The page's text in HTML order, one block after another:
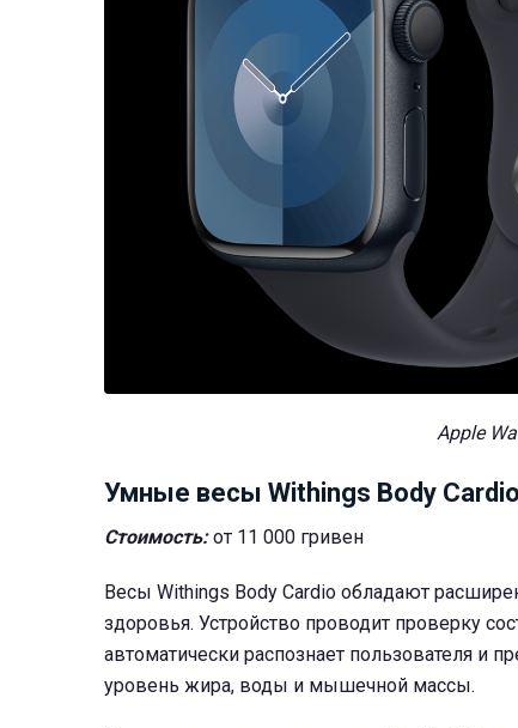
Apple
Умные весы Withings Body Cardio
Стоимость:от 11 000 гривен
Весы Withings Body Cardio обладают
здоровья. Устройство проводит проверку
автоматически распознает пользователя и
уровень жира, воды и мышечной массы.